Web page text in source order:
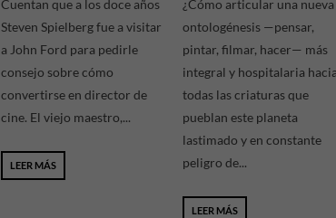
Cuentan que a los doce años
Steven Spielberg fue a visitar
a John Ford para pedirle
consejo sobre cómo
convertirse en director de
cine. El viejo maestro,...
LEER MÁS
¿Cómo articular una nueva
ontologénesis —pensar,
pintar, filmar, hacer— más
integral y hospitalaria
todas las criaturas que
pueblan este planeta
lastimado y en constante
peligro de...
LEER MÁS